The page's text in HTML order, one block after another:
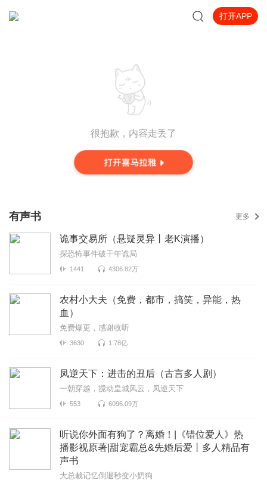
打开APP
很抱歉，内容走丢了
有声书 更多
诡事交易所（悬疑灵异丨老K演播）
探恐怖事件破千年诡局
1441 4306.82万
农村小大夫（免费，都市，搞笑，异能，热
血）
免费爆更，感谢收听
3630 1.78亿
凤逆天下：进击的丑后（古言多人剧）
一朝穿越，搅动皇城风云，凤逆天下
553 6096.09万
听说你外面有狗了？离婚！|《错位爱人》热
播影视原著|甜宠霸总&先婚后爱丨多人精品有
声书
大总裁记忆倒退秒变小奶狗